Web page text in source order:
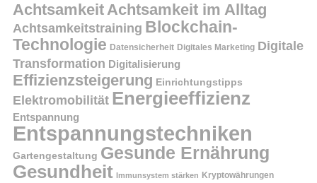
AchtsamkeitAchtsamkeit im Alltag
Achtsamkeitstraining Blockchain-
Technologie Datensicherheit Digitales Marketing Digitale
Transformation Digitalisierung
Effizienzsteigerung Einrichtungstipps
Elektromobilität Energieeffizienz
Entspannung
Entspannungstechniken
Gartengestaltung Gesunde Ernährung
Gesundheit Immunsystem stärken Kryptowährungen